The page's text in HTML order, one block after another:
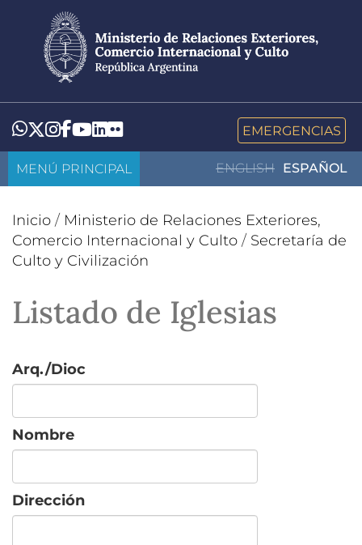
contenido
principal
Whatsapp
Twitter
Instagram
Facebook
YouTube
LinkedIn
Flickr EMERGENCIAS
ENGLISH ESPAÑOL
MENÚ PRINCIPAL
Inicio / Ministerio de Relaciones Exteriores,
Comercio Internacional y Culto / Secretaría de
Culto y Civilización
Listado de Iglesias
Arq./Dioc
Nombre
Dirección